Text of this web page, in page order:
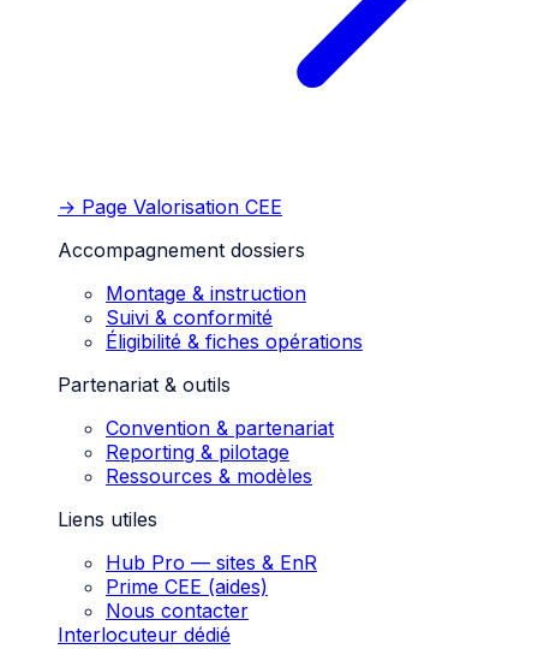
→ Page Valorisation CEE
Accompagnement dossiers
Montage & instruction
Suivi & conformité
Éligibilité & fiches opérations
Partenariat & outils
Convention & partenariat
Reporting & pilotage
Ressources & modèles
Liens utiles
Hub Pro — sites & EnR
Prime CEE (aides)
Nous contacter
Interlocuteur dédié